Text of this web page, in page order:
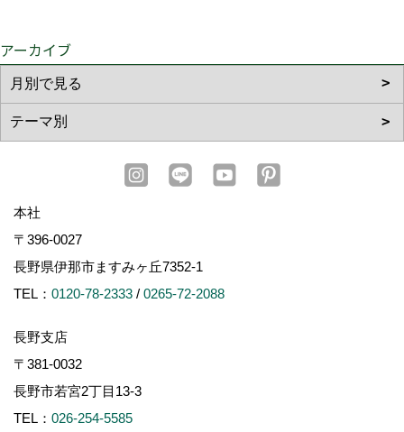
アーカイブ
本社
〒396-0027
長野県伊那市ますみヶ丘7352-1
TEL： 0120-78-2333 / 0265-72-2088
長野支店
〒381-0032
長野市若宮2丁目13-3
TEL： 026-254-5585